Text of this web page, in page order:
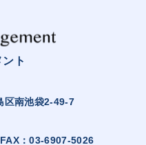
ト
南池袋2-49-7
FAX：03-6907-5026